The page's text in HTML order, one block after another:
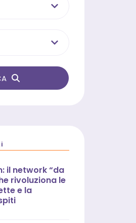
il network “da
rivoluziona le
e la